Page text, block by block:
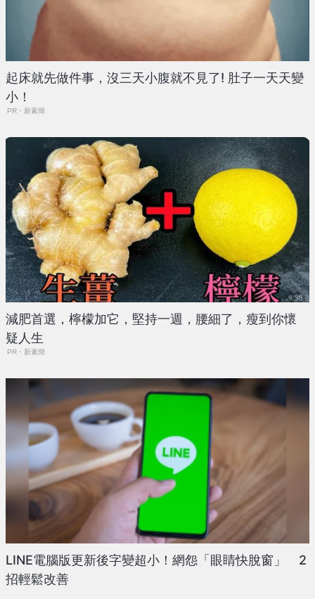
起床就先做件事，沒三天小腹就不見了! 肚子一天天變
小！
PR・新素簡
減肥首選，檸檬加它，堅持一週，腰細了，瘦到你懷
疑人生
PR・新素簡
LINE電腦版更新後字變超小！網怨「眼睛快脫窗」 2
招輕鬆改善